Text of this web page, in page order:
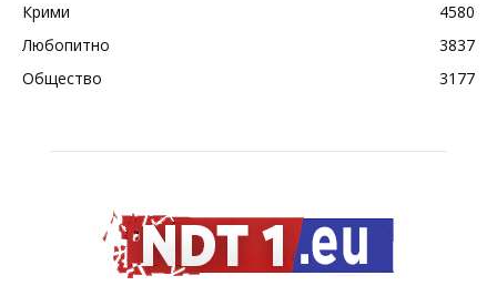
Крими
4580
Любопитно
3837
Общество
3177